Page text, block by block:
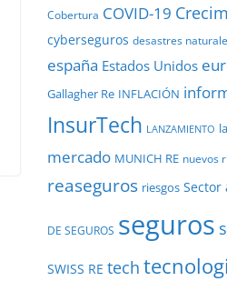
Cobertura COVID-19
cyberseguros desastres
españa Estados Unidos
Gallagher Re INFLACIÓN
InsurTech LANZAMIENTO
mercado MUNICH RE nuevos
reaseguros riesgos Sector
DE SEGUROS seguros
SWISS RE tech